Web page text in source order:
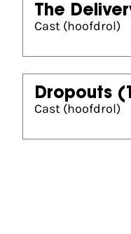
The
Cast (hoofdrol)
Dropouts
Cast (hoofdrol)